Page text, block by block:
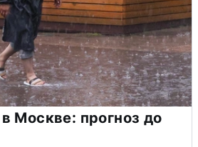
Москве: прогноз до